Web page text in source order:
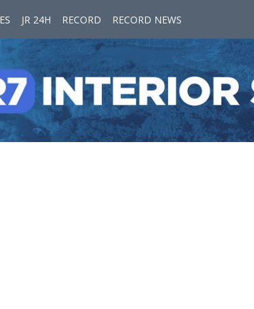
JR 24H RECORD RECORD NEWS